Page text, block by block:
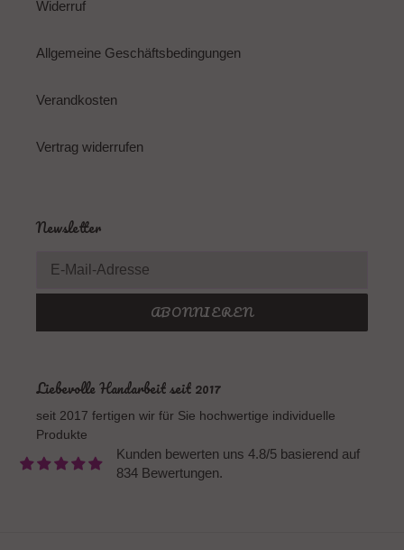
Widerruf
Allgemeine Geschäftsbedingungen
Verandkosten
Vertrag widerrufen
Newsletter
ABONNIEREN
Liebevolle Handarbeit seit 2017
seit 2017 fertigen wir für Sie hochwertige individuelle
Produkte
Kunden bewerten uns 4.8/5 basierend auf
834 Bewertungen.